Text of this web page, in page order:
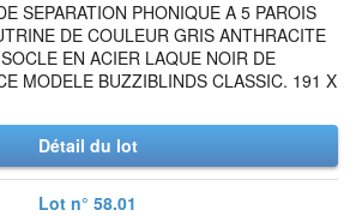
SEPARATION PHONIQUE A 5 PAROIS
DE COULEUR GRIS ANTHRACITE
EN ACIER LAQUE NOIR DE
MODELE BUZZIBLINDS CLASSIC. 191 X
Détail du lot
Lot n° 58.01